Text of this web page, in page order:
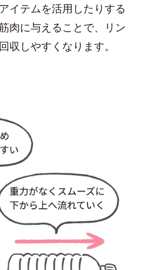
イテムを活用したりする
肉に与えることで、リン
収しやすくなります。